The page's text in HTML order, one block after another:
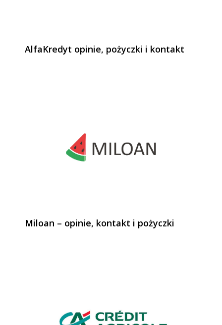
AlfaKredyt opinie, pożyczki i kontakt
Miloan – opinie, kontakt i pożyczki